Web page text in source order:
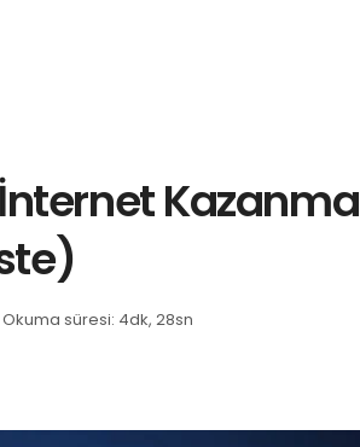
Kazanma
Okuma süresi: 4dk, 28sn